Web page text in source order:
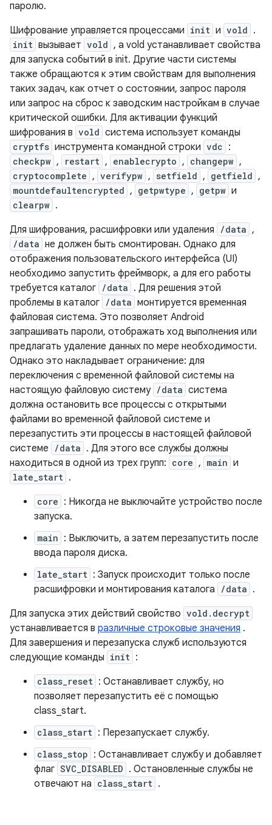
паролю.
Шифрование управляется процессами init и vold .
init вызывает vold , а vold устанавливает свойства
для запуска событий в init. Другие части системы
также обращаются к этим свойствам для выполнения
таких задач, как отчет о состоянии, запрос пароля
или запрос на сброс к заводским настройкам в случае
критической ошибки. Для активации функций
шифрования в vold система использует команды
cryptfs инструмента командной строки vdc :
checkpw , restart , enablecrypto , changepw ,
cryptocomplete , verifypw , setfield , getfield ,
mountdefaultencrypted , getpwtype , getpw и
clearpw .
Для шифрования, расшифровки или удаления
/data ,
/data не должен быть смонтирован. Однако для
отображения пользовательского интерфейса (UI)
необходимо запустить фреймворк, а для его работы
требуется каталог /data . Для решения этой
проблемы в каталог /data монтируется временная
файловая система. Это позволяет Android
запрашивать пароли, отображать ход выполнения или
предлагать удаление данных по мере необходимости.
Однако это накладывает ограничение: для
переключения с временной файловой системы на
настоящую файловую систему /data система
должна остановить все процессы с открытыми
файлами во временной файловой системе и
перезапустить эти процессы в настоящей файловой
системе
/data . Для этого все службы должны
находиться в одной из трех групп: core , main и
late_start .
core : Никогда не выключайте устройство после
запуска.
main : Выключить, а затем перезапустить после
ввода пароля диска.
late_start : Запуск происходит только после
расшифровки и монтирования каталога
/data .
Для запуска этих действий свойство vold.decrypt
устанавливается в различные строковые значения .
Для завершения и перезапуска служб используются
следующие команды init :
class_reset : Останавливает службу, но
позволяет перезапустить её с помощью
class_start.
class_start : Перезапускает службу.
class_stop : Останавливает службу и добавляет
флаг SVC_DISABLED . Остановленные службы не
отвечают на class_start .